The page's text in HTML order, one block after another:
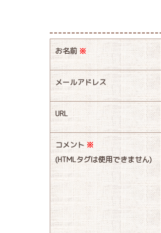
お名前※
メールアドレス
URL
コメント※
(HTMLタグは使用できません)